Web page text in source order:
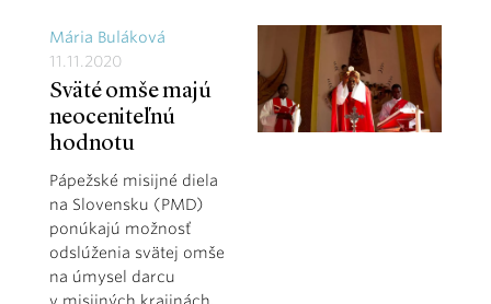
Mária Buláková
11.11.2020
Sväté omše majú
neoceniteľnú
hodnotu
Pápežské misijné diela
na Slovensku (PMD)
ponúkajú možnosť
odslúženia svätej omše
na úmysel darcu